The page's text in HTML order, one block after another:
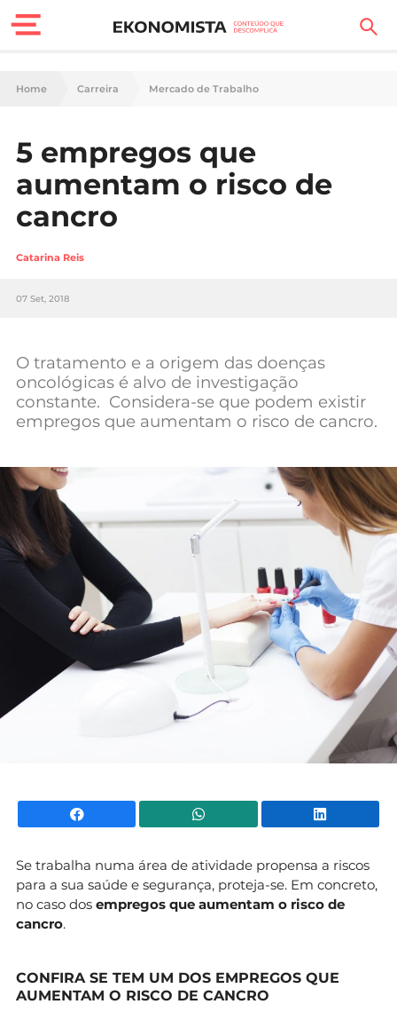
Finanças Pessoais
Carreira
Casa
Lifestyle
Sociedade
Negócios
Mundial 2026
Home Carreira Mercado de Trabalho
5 empregos que
aumentam o risco de
cancro
Catarina Reis
07 Set, 2018
O tratamento e a origem das doenças
oncológicas é alvo de investigação
constante. Considera-se que podem existir
empregos que aumentam o risco de cancro.
Facebook WhatsApp
Se trabalha numa área de atividade propensa a riscos
para a sua saúde e segurança, proteja-se. Em concreto,
no caso dos empregos que aumentam o risco de
cancro.
CONFIRA SE TEM UM DOS EMPREGOS QUE
AUMENTAM O RISCO DE CANCRO